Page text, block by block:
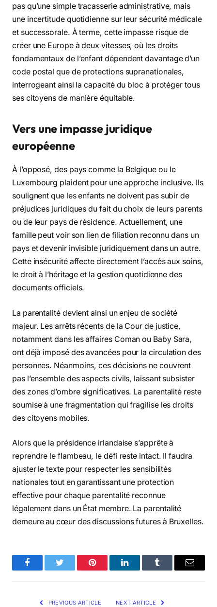
pas qu’une simple tracasserie administrative, mais
une incertitude quotidienne sur leur sécurité médicale
et successorale. À terme, cette impasse risque de
créer une Europe à deux vitesses, où les droits
fondamentaux de l’enfant dépendent davantage d’un
code postal que de protections supranationales,
interrogeant ainsi la capacité du bloc à protéger tous
ses citoyens de manière équitable.
Vers une impasse juridique
européenne
À l’opposé, des pays comme la Belgique ou le
Luxembourg plaident pour une approche inclusive. Ils
soulignent que les enfants ne doivent pas subir de
préjudices juridiques du fait du choix de leurs parents
ou de leur pays de résidence. Actuellement, une
famille peut voir son lien de filiation reconnu dans un
pays et devenir invisible juridiquement dans un autre.
Cette insécurité affecte directement l’accès aux soins,
le droit à l’héritage et la gestion quotidienne des
documents officiels.
La parentalité devient ainsi un enjeu de société
majeur. Les arrêts récents de la Cour de justice,
notamment dans les affaires Coman ou Baby Sara,
ont déjà imposé des avancées pour la circulation des
personnes. Néanmoins, ces décisions ne couvrent
pas l’ensemble des aspects civils, laissant subsister
des zones d’ombre significatives. La parentalité reste
soumise à une fragmentation qui fragilise les droits
des citoyens mobiles.
Alors que la présidence irlandaise s’apprête à
reprendre le flambeau, le défi reste intact. Il faudra
ajuster le texte pour respecter les sensibilités
nationales tout en garantissant une protection
effective pour chaque parentalité reconnue
légalement dans un État membre. La parentalité
demeure au cœur des discussions futures à Bruxelles.
FacebookTwitter Pinterest LinkedInTumblr Email
PREVIOUS ARTICLE NEXT ARTICLE